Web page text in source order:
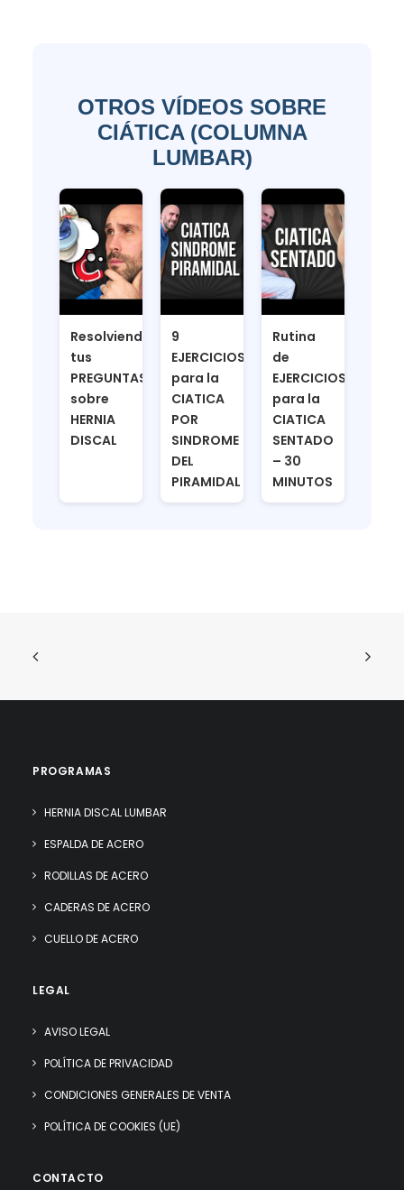
OTROS VÍDEOS SOBRE
CIÁTICA (COLUMNA
LUMBAR)
Resolviendo
tus
PREGUNTAS
sobre
HERNIA
DISCAL
9
EJERCICIOS
para la
CIATICA
POR
SINDROME
DEL
PIRAMIDAL
Rutina
de
EJERCICIOS
para la
CIATICA
SENTADO
– 30
MINUTOS
PROGRAMAS
HERNIA DISCAL LUMBAR
ESPALDA DE ACERO
RODILLAS DE ACERO
CADERAS DE ACERO
CUELLO DE ACERO
LEGAL
AVISO LEGAL
POLÍTICA DE PRIVACIDAD
CONDICIONES GENERALES DE VENTA
POLÍTICA DE COOKIES (UE)
CONTACTO